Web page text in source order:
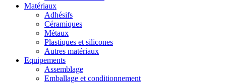
Matériaux
Adhésifs
Céramiques
Métaux
Plastiques et silicones
Autres matériaux
Equipements
Assemblage
Emballage et conditionnement